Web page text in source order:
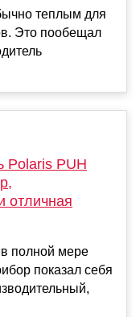
теплым для
Это пообещал
Polaris PUH
отличная
полной мере
показал себя